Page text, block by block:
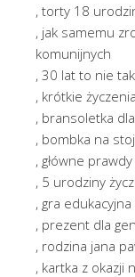
, torty 18
, jak samemu
komunijnych
, 30 lat to nie
, krótkie
, bransoletka
, bombka na
, główne
, 5 urodziny
, gra
, prezent dla
, rodzina jana
, kartka z okazji